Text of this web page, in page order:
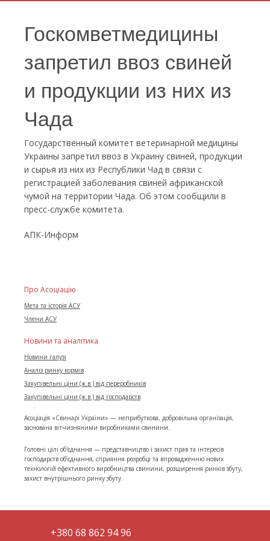
Госкомветмедицины
запретил ввоз свиней
и продукции из них из
Чада
Государственный комитет ветеринарной медицины
Украины запретил ввоз в Украину свиней, продукции
и сырья из них из Республики Чад в связи с
регистрацией заболевания свиней африканской
чумой на территории Чада. Об этом сообщили в
пресс-службе комитета.
АПК-Информ
Про Асоціацію
Мета та історія АСУ
Члени АСУ
Новини та аналітика
Новини галузі
Аналіз ринку кормів
Закупівельні ціни (ж.в.) від переробників
Закупівельні ціни (ж.в.) від господарств
Асоціація «Свинарі України» — неприбуткова, добровільна організація,
заснована вітчизняними виробниками свинини.
Головні цілі об'єднання — представництво і захист прав та інтересів
господарств об’єднання, сприяння розробці та впровадженню нових
технологій ефективного виробництва свинини, розширення ринків збуту,
захист внутрішнього ринку збуту.
+380 68 862 94 96